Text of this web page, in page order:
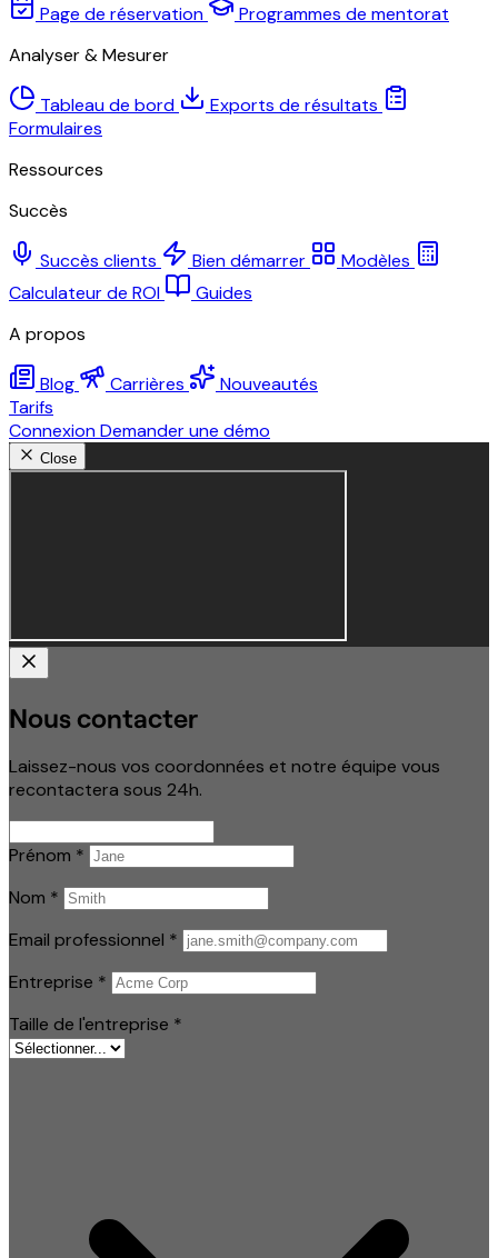
Page de réservation
Programmes de mentorat
Analyser & Mesurer
Tableau de bord
Exports de résultats
Formulaires
Ressources
Succès
Succès clients Bien démarrer
Modèles
Calculateur de ROI
Guides
A propos
Blog Carrières
Nouveautés
Tarifs
ConnexionDemander une démo
Close
Nous contacter
Laissez-nous vos coordonnées et notre équipe vous
recontactera sous 24h.
Prénom *
Nom *
Email professionnel *
Entreprise *
Taille de l'entreprise *